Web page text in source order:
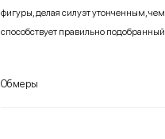
фигуры, делая силуэт утонченным,
способствует правильно
Обмеры